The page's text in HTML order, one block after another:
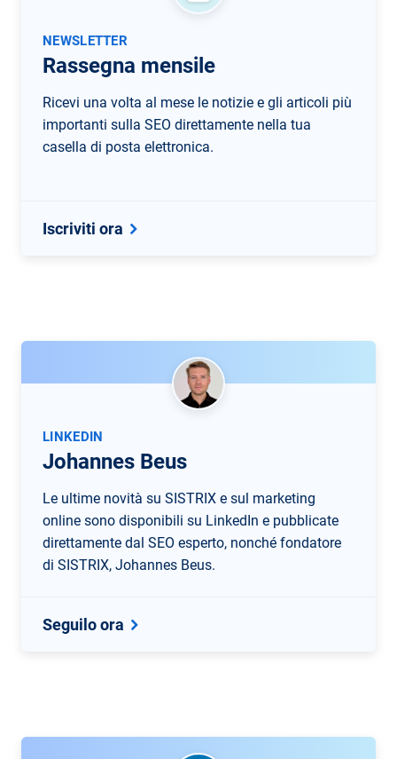
NEWSLETTER
Rassegna mensile
Ricevi una volta al mese le notizie e gli articoli più
importanti sulla SEO direttamente nella tua
casella di posta elettronica.
Iscriviti ora
LINKEDIN
Johannes Beus
Le ultime novità su SISTRIX e sul marketing
online sono disponibili su LinkedIn e pubblicate
direttamente dal SEO esperto, nonché fondatore
di SISTRIX, Johannes Beus.
Seguilo ora